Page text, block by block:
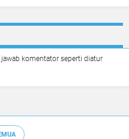
komentator seperti diatur